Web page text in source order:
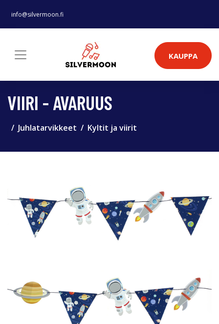
info@silvermoon.fi
KAUPPA
VIIRI - AVARUUS
Juhlatarvikkeet Kyltit ja viirit